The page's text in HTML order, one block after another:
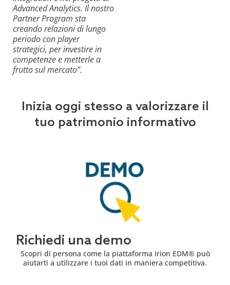
Advanced Analytics. Il nostro
Partner Program sta
creando relazioni di lungo
periodo con player
strategici, per investire in
competenze e metterle a
frutto sul mercato”.
Inizia oggi stesso a valorizzare il
tuo patrimonio informativo
Richiedi una demo
Scopri di persona come la piattaforma Irion EDM® può
aiutarti a utilizzare i tuoi dati in maniera competitiva.